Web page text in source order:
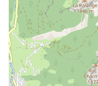
Die Touristen-
vom